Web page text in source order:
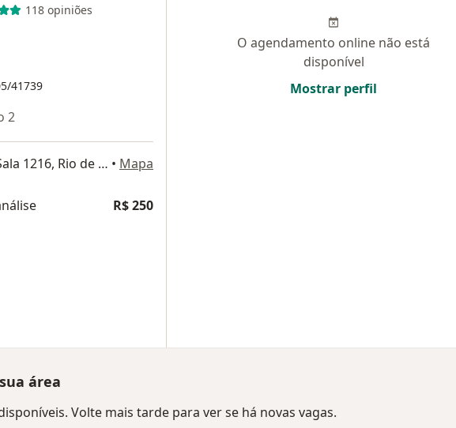
118 opiniões
41739
2
Largo do Machado 29 Sala 1216, Rio de Janeiro • Mapa
R$ 250
O agendamento online não está
disponível
Mostrar perfil
área
Volte mais tarde para ver se há novas vagas.